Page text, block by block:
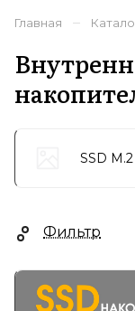
Главная –
SSD
Фильтр